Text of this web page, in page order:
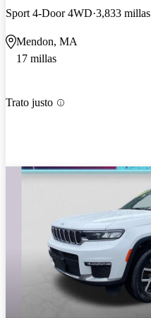
Sport 4-Door 4WD 3,833 millas
Mendon, MA
17 millas
Trato justo